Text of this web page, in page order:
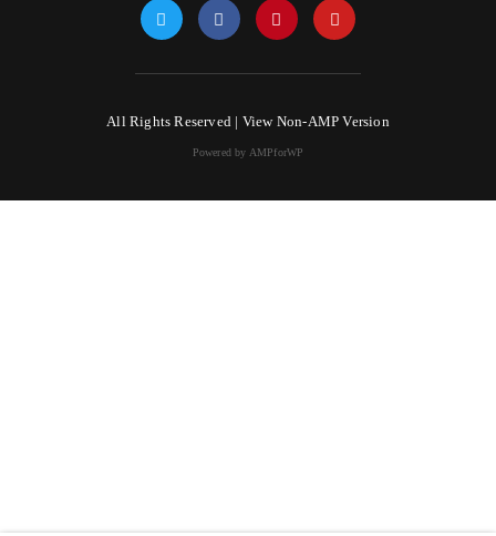
All Rights Reserved | View Non-AMP Version
Powered by AMPforWP